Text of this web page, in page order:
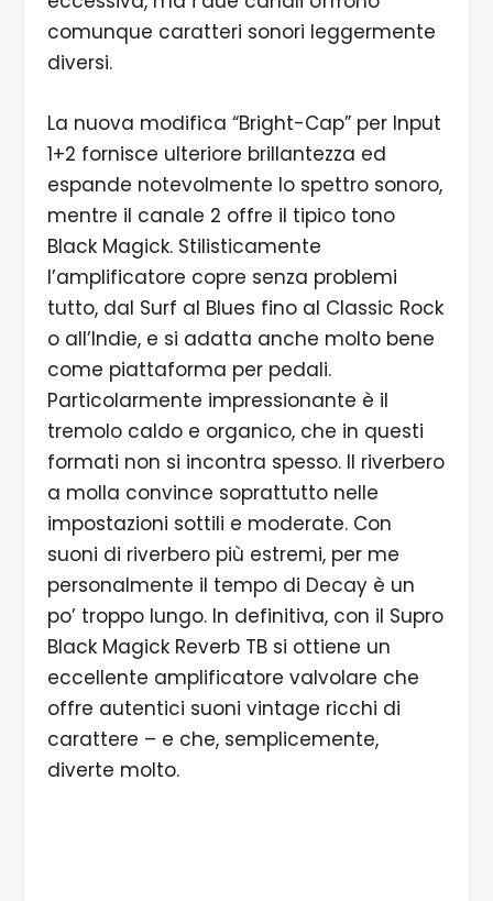
comunque caratteri sonori leggermente
diversi.
La nuova modifica “Bright-Cap” per Input
1+2 fornisce ulteriore brillantezza ed
espande notevolmente lo spettro sonoro,
mentre il canale 2 offre il tipico tono
Black Magick. Stilisticamente
l’amplificatore copre senza problemi
tutto, dal Surf al Blues fino al Classic Rock
o all’Indie, e si adatta anche molto bene
come piattaforma per pedali.
Particolarmente impressionante è il
tremolo caldo e organico, che in questi
formati non si incontra spesso. Il riverbero
a molla convince soprattutto nelle
impostazioni sottili e moderate. Con
suoni di riverbero più estremi, per me
personalmente il tempo di Decay è un
po’ troppo lungo. In definitiva, con il Supro
Black Magick Reverb TB si ottiene un
eccellente amplificatore valvolare che
offre autentici suoni vintage ricchi di
carattere – e che, semplicemente,
diverte molto.